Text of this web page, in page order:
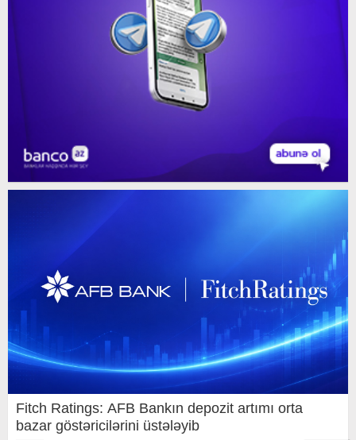
Fitch Ratings: AFB Bankın depozit artımı orta
bazar göstəricilərini üstələyib